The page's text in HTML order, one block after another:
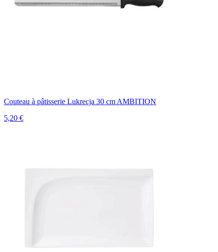
Couteau à pâtisserie Lukrecja 30 cm AMBITION
5,20 €